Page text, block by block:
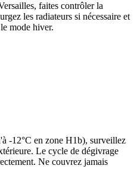
faites contrôler la
les radiateurs si nécessaire et
mode hiver.
-12°C en zone H1b), surveillez
Le cycle de dégivrage
Ne couvrez jamais